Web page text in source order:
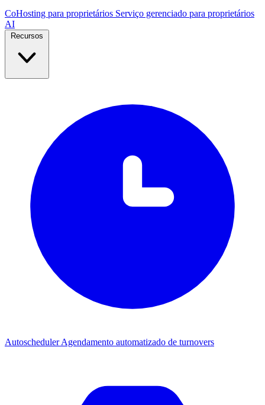
CoHosting para proprietários Serviço gerenciado para proprietários
AI
AutoschedulerAgendamento automatizado de turnovers